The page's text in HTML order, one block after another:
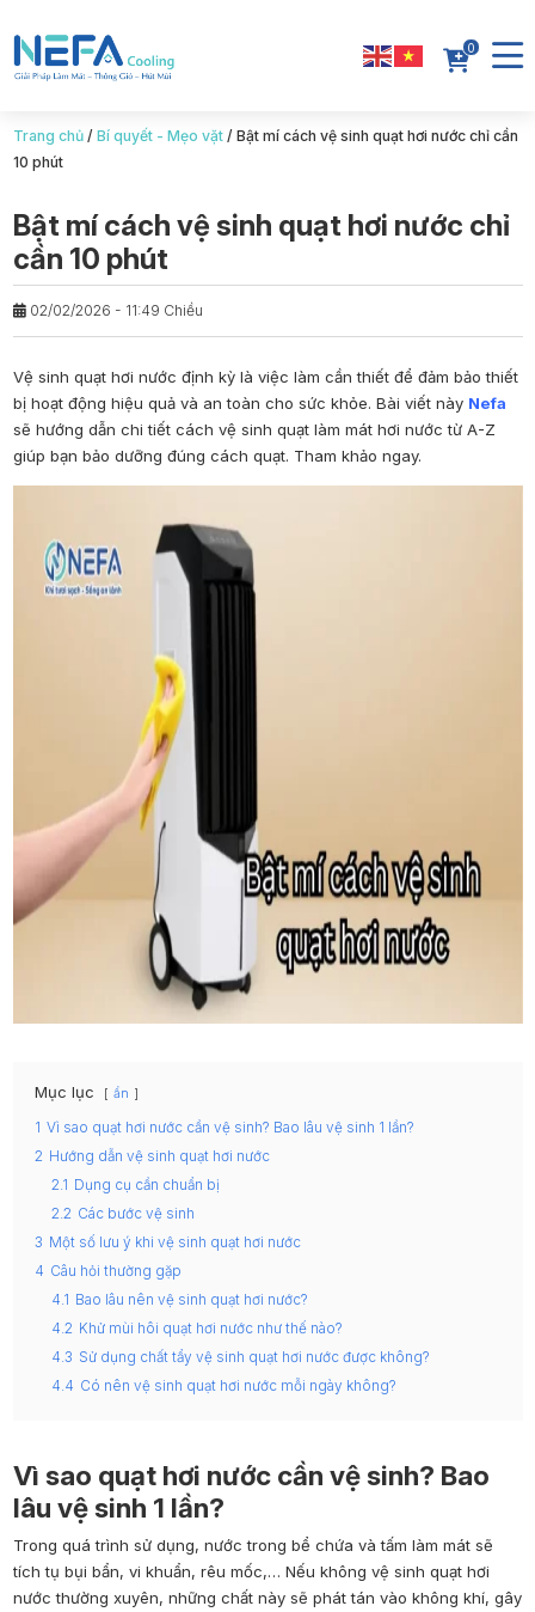
0
Trang chủ/ Bí quyết - Mẹo vặt/ Bật mí cách vệ sinh quạt hơi nước chỉ cần
10 phút
Bật mí cách vệ sinh quạt hơi nước chỉ
cần 10 phút
02/02/2026 - 11:49 Chiều
Vệ sinh quạt hơi nước định kỳ là việc làm cần thiết để đảm bảo thiết
bị hoạt động hiệu quả và an toàn cho sức khỏe. Bài viết này Nefa
sẽ hướng dẫn chi tiết cách vệ sinh quạt làm mát hơi nước từ A-Z
giúp bạn bảo dưỡng đúng cách quạt. Tham khảo ngay.
Mục lục ẩn
1 Vì sao quạt hơi nước cần vệ sinh? Bao lâu vệ sinh 1 lần?
2 Hướng dẫn vệ sinh quạt hơi nước
2.1 Dụng cụ cần chuẩn bị
2.2 Các bước vệ sinh
3 Một số lưu ý khi vệ sinh quạt hơi nước
4 Câu hỏi thường gặp
4.1 Bao lâu nên vệ sinh quạt hơi nước?
4.2 Khử mùi hôi quạt hơi nước như thế nào?
4.3 Sử dụng chất tẩy vệ sinh quạt hơi nước được không?
4.4 Có nên vệ sinh quạt hơi nước mỗi ngày không?
Vì sao quạt hơi nước cần vệ sinh? Bao
lâu vệ sinh 1 lần?
Trong quá trình sử dụng, nước trong bể chứa và tấm làm mát sẽ
tích tụ bụi bẩn, vi khuẩn, rêu mốc,… Nếu không vệ sinh quạt hơi
nước thường xuyên, những chất này sẽ phát tán vào không khí, gây